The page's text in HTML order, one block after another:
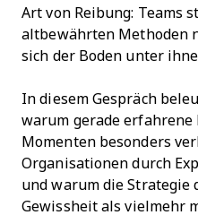
Art von Reibung: Teams
altbewährten Methoden
sich der Boden unter
In diesem Gespräch
warum gerade
Momenten besonders
Organisationen durch
und warum die
Gewissheit als vielmehr